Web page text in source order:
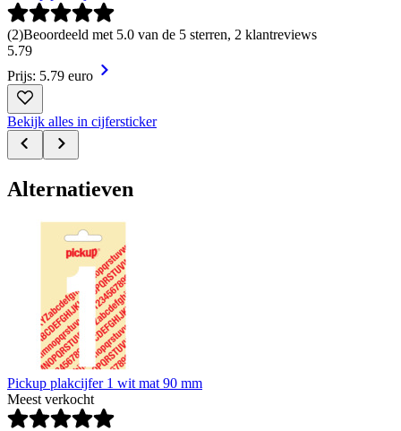
(2)Beoordeeld met 5.0 van de 5 sterren, 2 klantreviews
5.79
Prijs: 5.79 euro
Bekijk alles in cijfersticker
Alternatieven
Pickup plakcijfer 1 wit mat 90 mm
Meest verkocht